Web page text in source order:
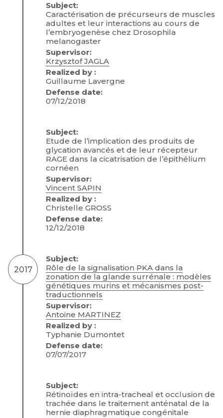
Subject:
Caractérisation de précurseurs de muscles
adultes et leur interactions au cours de
l’embryogenèse chez Drosophila
melanogaster
Supervisor:
Krzysztof JAGLA
Realized by :
Guillaume Lavergne
Defense date:
07/12/2018
Subject:
Etude de l’implication des produits de
glycation avancés et de leur récepteur
RAGE dans la cicatrisation de l’épithélium
cornéen
Supervisor:
Vincent SAPIN
Realized by :
Christelle GROSS
Defense date:
12/12/2018
2017
Subject:
Rôle de la signalisation PKA dans la
zonation de la glande surrénale : modèles
génétiques murins et mécanismes post-
traductionnels
Supervisor:
Antoine MARTINEZ
Realized by :
Typhanie Dumontet
Defense date:
07/07/2017
Subject:
Rétinoïdes en intra-tracheal et occlusion de
trachée dans le traitement anténatal de la
hernie diaphragmatique congénitale